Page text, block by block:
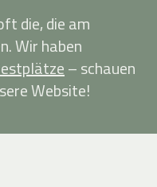
die, die am
Wir haben
– schauen
Website!